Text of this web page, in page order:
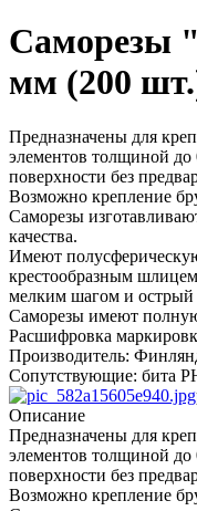
Саморезы
мм (200
Предназначены для
элементов толщиной
поверхности без
Возможно крепление
Саморезы
качества.
Имеют
крестообразным
мелким шагом и острый
Саморезы имеют полную
Расшифровка
Производитель:
Сопутствующие: бита
Описание
Предназначены для
элементов толщиной
поверхности без
Возможно крепление